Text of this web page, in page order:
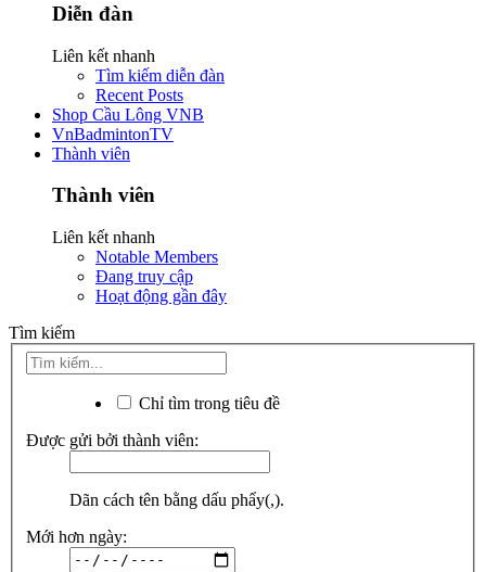
Diễn đàn
Liên kết nhanh
Tìm kiếm diễn đàn
Recent Posts
Shop Cầu Lông VNB
VnBadmintonTV
Thành viên
Thành viên
Liên kết nhanh
Notable Members
Đang truy cập
Hoạt động gần đây
Tìm kiếm
Chỉ tìm trong tiêu đề
Được gửi bởi thành viên:
Dãn cách tên bằng dấu phẩy(,).
Mới hơn ngày: